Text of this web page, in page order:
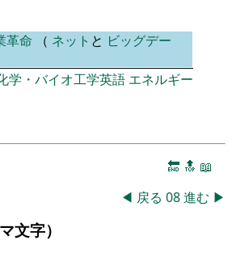
革命 （ ネット と ビッグデー
学・バイオ工学英語 エネルギー
🔚 🔝 📖
◀ 戻る 08進む ▶
文字）